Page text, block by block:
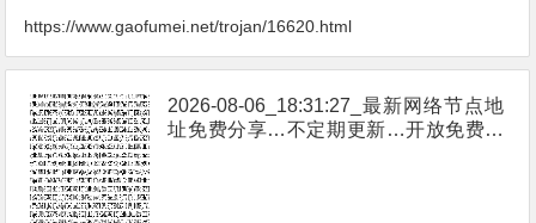
https://www.gaofumei.net/trojan/16620.html
2026-08-06_18:31:27_最新网络节点地
址免费分享…不定期更新…开放免费分